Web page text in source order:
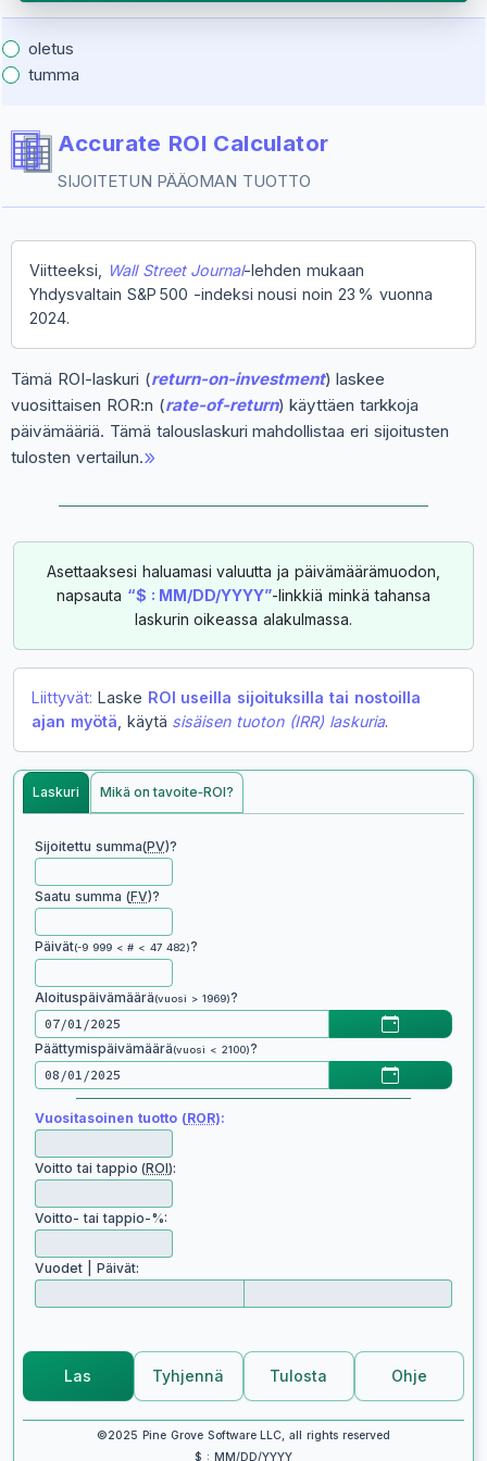
oletus
tumma
Accurate ROI Calculator
SIJOITETUN PÄÄOMAN TUOTTO
Viitteeksi, Wall Street Journal-lehden mukaan
Yhdysvaltain S&P 500 -indeksi nousi noin 23 % vuonna
2024.
Tämä ROI-laskuri (return-on-investment) laskee
vuosittaisen ROR:n (rate-of-return) käyttäen tarkkoja
päivämääriä. Tämä talouslaskuri mahdollistaa eri sijoitusten
tulosten vertailun.
Asettaaksesi haluamasi valuutta ja päivämäärämuodon,
napsauta “$ : MM/DD/YYYY”-linkkiä minkä tahansa
laskurin oikeassa alakulmassa.
Liittyvät: Laske ROI useilla sijoituksilla tai nostoilla
ajan myötä , käytä sisäisen tuoton (IRR) laskuria.
Laskuri Mikä on tavoite‑ROI?
Sijoitettu summa(PV)?
Saatu summa (FV)?
Päivät(-9 999 < # < 47 482)?
Aloituspäivämäärä(vuosi > 1969)?
Päättymispäivämäärä(vuosi < 2100)?
Vuositasoinen tuotto (ROR):
Voitto tai tappio (ROI):
Voitto- tai tappio-%:
Vuodet | Päivät:
Las Tyhjennä Tulosta Ohje
©2025 Pine Grove Software LLC, all rights reserved
$ : MM/DD/YYYY